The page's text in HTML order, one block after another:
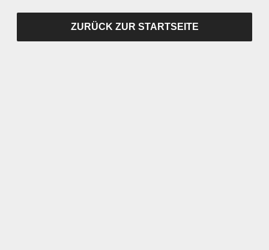
ZURÜCK ZUR STARTSEITE